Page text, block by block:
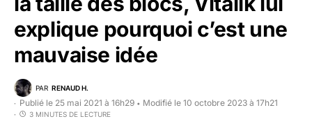
explique pourquoi c’est une
mauvaise idée
PAR RENAUD H.
Publié le 25 mai 2021 à 16h29 • Modifié le 10 octobre 2023 à 17h21
3 MINUTES DE LECTURE